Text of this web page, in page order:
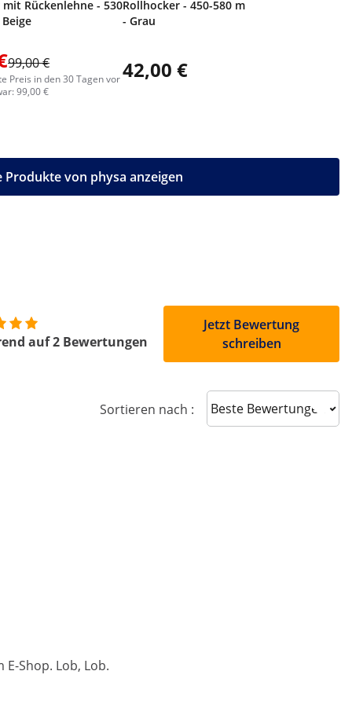
Rückenlehne - 530
99,00 €
Preis in den 30 Tagen vor
99,00 €
Rollhocker - 450-580 mm - 150 kg
- Grau
42,00 €
Produkte von physa anzeigen
auf 2 Bewertungen
Jetzt Bewertung
schreiben
Sortieren nach : Sort reviews
Shop. Lob, Lob.